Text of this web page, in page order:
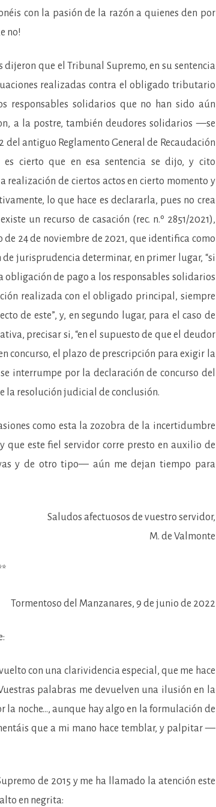
con la pasión de la razón a quienes den por
no!
que el Tribunal Supremo, en su sentencia
realizadas contra el obligado tributario
responsables solidarios que no han sido aún
a la postre, también deudores solidarios —se
del antiguo Reglamento General de Recaudación
cierto que en esa sentencia se dijo, y cito
de ciertos actos en cierto momento y
lo que hace es declararla, pues no crea
un recurso de casación (rec. n.º 2851/2021),
24 de noviembre de 2021, que identifica como
jurisprudencia determinar, en primer lugar, “si
de pago a los responsables solidarios
realizada con el obligado principal, siempre
de este”, y, en segundo lugar, para el caso de
precisar si, “en el supuesto de que el deudor
concurso, el plazo de prescripción para exigir la
interrumpe por la declaración de concurso del
la resolución judicial de conclusión.
como esta la zozobra de la incertidumbre
que este fiel servidor corre presto en auxilio de
y de otro tipo— aún me dejan tiempo para
Saludos afectuosos de vuestro servidor,
M. de Valmonte
Tormentoso del Manzanares, 9 de junio de 2022
con una clarividencia especial, que me hace
palabras me devuelven una ilusión en la
la noche…, aunque hay algo en la formulación de
que a mi mano hace temblar, y palpitar —
de 2015 y me ha llamado la atención este
en negrita: